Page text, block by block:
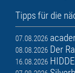
Tipps für die
07.08.2026
08.08.2026 Der
16.08.2026